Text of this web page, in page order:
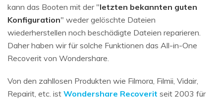
kann das Booten mit der "letzten bekannten guten
Konfiguration" weder gelöschte Dateien
wiederherstellen noch beschädigte Dateien reparieren.
Daher haben wir für solche Funktionen das All-in-One
Recoverit von Wondershare.
Von den zahllosen Produkten wie Filmora, Filmii, Vidair,
Repairit, etc. ist Wondershare Recoverit seit 2003 für